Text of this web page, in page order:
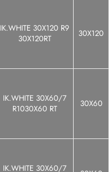
IK.WHITE 30X120 R9
30X120RT
30X120
IK.WHITE 30X60/7
R1030X60 RT
30X60
IK.WHITE 30X60/7